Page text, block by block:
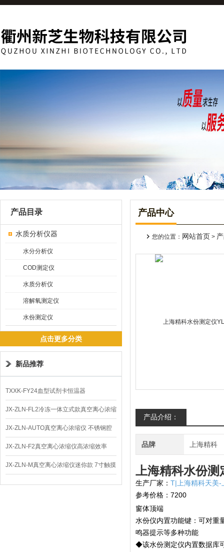
产品目录
水质分析仪器
水分分析仪
COD测定仪
水质分析仪
溶解氧测定仪
水份测定仪
点击更多分类
新品推荐
TXXK-FY24血型试剂卡恒温器
JX-ZLN-FL2冷冻一体立式款真空离心浓缩
仪 低温功能
JX-ZLN-AUTO真空离心浓缩仪 不锈钢腔
体
JX-ZLN-F2真空离心浓缩仪高浓缩效率
JX-ZLN-M真空离心浓缩仪迷你款 7寸触摸
屏
产品中心
您的位置： 网站首页 >
产品介绍：
品牌 上海精科
上海精科水份
生产厂家： T|上海精科天美-
参考价格：7200
窗体顶端
水份仪内置功能键：可对重
鸣器提示等多种功能
◆该水份测定仪内置数据库